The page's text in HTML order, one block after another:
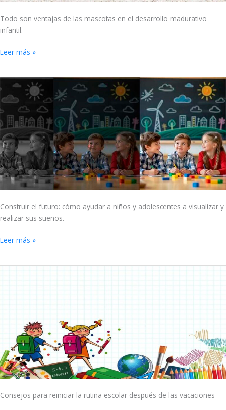
Todo son ventajas de las mascotas en el desarrollo madurativo
infantil.
Leer más »
Construir el futuro: cómo ayudar a niños y adolescentes a visualizar y
realizar sus sueños.
Niños
adolescentes
que
realizan
sus
sueños
Leer más »
Consejos para reiniciar la rutina escolar después de las vacaciones